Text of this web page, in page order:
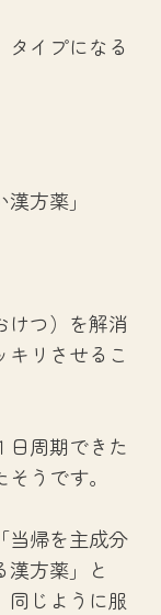
イプになる
方薬」
けつ）を解消
リさせるこ
日周期できた
うです。
当帰を主成分
方薬」と
同じように服